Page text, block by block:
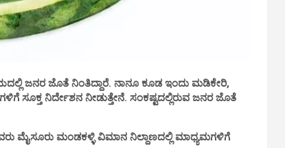
ಜನರ ಜೊತೆ ನಿಂತಿದ್ದಾರೆ. ನಾನೂ ಕೂಡ ಇಂದು ಮಡಿಕೇರಿ,
ಸೂಕ್ತ ನಿರ್ದೇಶನ ನೀಡುತ್ತೇನೆ. ಸಂಕಷ್ಟದಲ್ಲಿರುವ ಜನರ ಜೊತೆ
ಮೈಸೂರು ಮಂಡಕಳ್ಳಿ ವಿಮಾನ ನಿಲ್ದಾಣದಲ್ಲಿ ಮಾಧ್ಯಮಗಳಿಗೆ